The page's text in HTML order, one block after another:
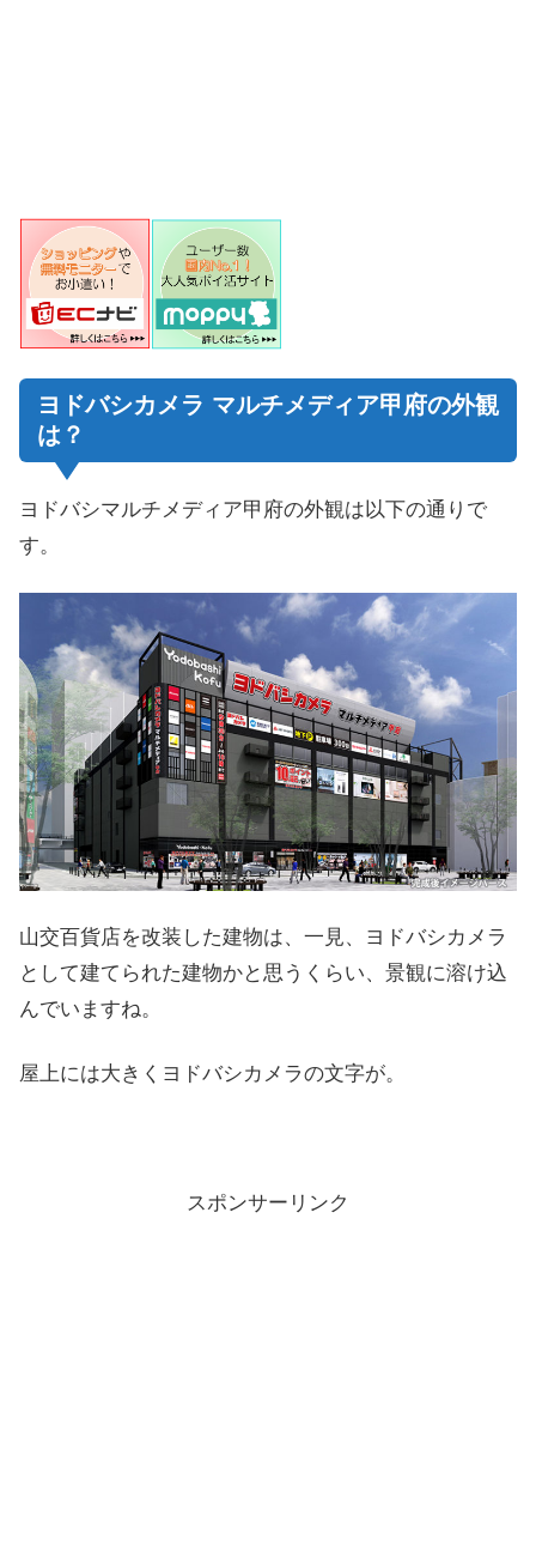
ヨドバシカメラ マルチメディア甲府の外観
は？
ヨドバシマルチメディア甲府の外観は以下の通りで
す。
山交百貨店を改装した建物は、一見、ヨドバシカメラ
として建てられた建物かと思うくらい、景観に溶け込
んでいますね。
屋上には大きくヨドバシカメラの文字が。
スポンサーリンク